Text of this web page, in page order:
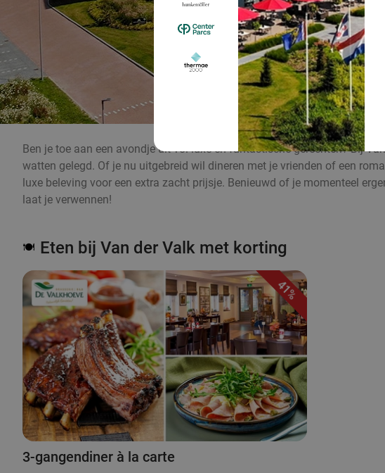
Ben je toe aan een avondje uit vol luxe en fantastische gerechten? Bij
watten gelegd. Of je nu uitgebreid wil dineren met je vrienden of een
luxe beleving voor een extra zacht prijsje. Benieuwd of je momenteel
laat je verwennen!
🍽️ Eten bij Van der Valk met korting
41%
3-gangendiner à la carte